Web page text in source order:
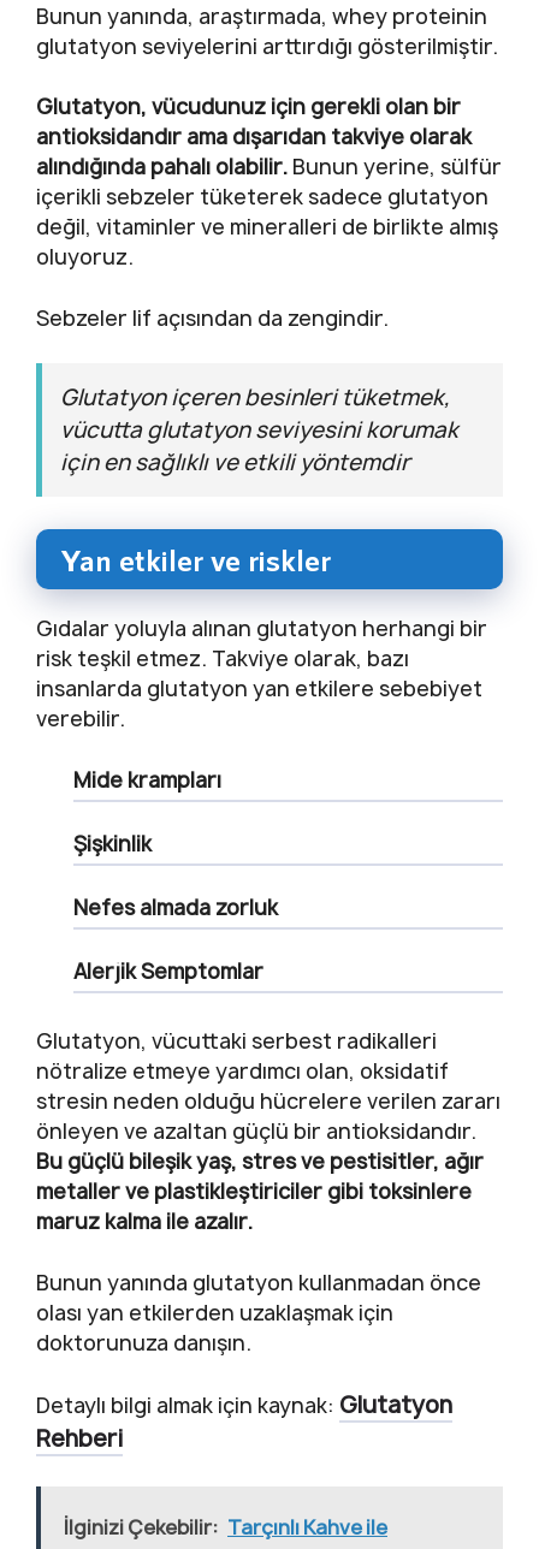
Bunun yanında, araştırmada, whey proteinin
glutatyon seviyelerini arttırdığı gösterilmiştir.
Glutatyon, vücudunuz için gerekli olan bir
antioksidandır ama dışarıdan takviye olarak
alındığında pahalı olabilir. Bunun yerine, sülfür
içerikli sebzeler tüketerek sadece glutatyon
değil, vitaminler ve mineralleri de birlikte almış
oluyoruz.
Sebzeler lif açısından da zengindir.
Glutatyon içeren besinleri tüketmek,
vücutta glutatyon seviyesini korumak
için en sağlıklı ve etkili yöntemdir
Yan etkiler ve riskler
Gıdalar yoluyla alınan glutatyon herhangi bir
risk teşkil etmez. Takviye olarak, bazı
insanlarda glutatyon yan etkilere sebebiyet
verebilir.
Mide krampları
Şişkinlik
Nefes almada zorluk
Alerjik Semptomlar
Glutatyon, vücuttaki serbest radikalleri
nötralize etmeye yardımcı olan, oksidatif
stresin neden olduğu hücrelere verilen zararı
önleyen ve azaltan güçlü bir antioksidandır.
Bu güçlü bileşik yaş, stres ve pestisitler, ağır
metaller ve plastikleştiriciler gibi toksinlere
maruz kalma ile azalır.
Bunun yanında glutatyon kullanmadan önce
olası yan etkilerden uzaklaşmak için
doktorunuza danışın.
Detaylı bilgi almak için kaynak: Glutatyon
Rehberi
İlginizi Çekebilir: Tarçınlı Kahve ile